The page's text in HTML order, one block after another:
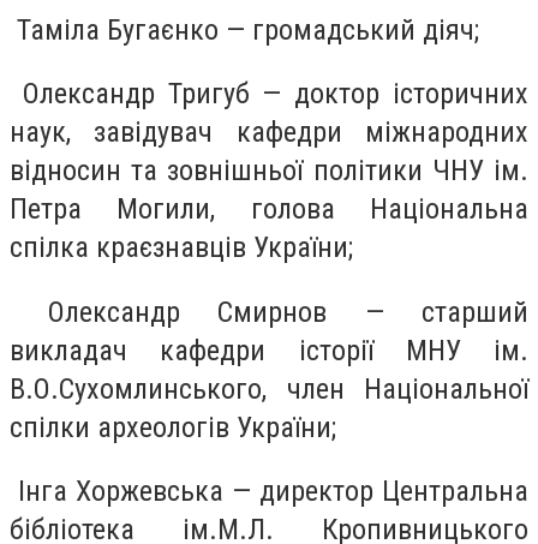
Таміла Бугаєнко — громадський діяч;
Олександр Тригуб — доктор історичних
наук, завідувач кафедри міжнародних
відносин та зовнішньої політики ЧНУ ім.
Петра Могили, голова Національна
спілка краєзнавців України;
Олександр Смирнов — старший
викладач кафедри історії МНУ ім.
В.О.Сухомлинського, член Національної
спілки археологів України;
Інга Хоржевська — директор Центральна
бібліотека ім.М.Л. Кропивницького